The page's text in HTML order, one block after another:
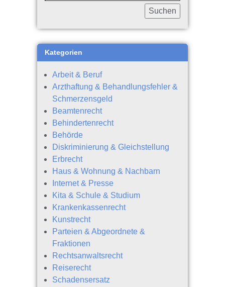
Kategorien
Arbeit & Beruf
Arzthaftung & Behandlungsfehler &
Schmerzensgeld
Beamtenrecht
Behindertenrecht
Behörde
Diskriminierung & Gleichstellung
Erbrecht
Haus & Wohnung & Nachbarn
Internet & Presse
Kita & Schule & Studium
Krankenkassenrecht
Kunstrecht
Parteien & Abgeordnete &
Fraktionen
Rechtsanwaltsrecht
Reiserecht
Schadensersatz